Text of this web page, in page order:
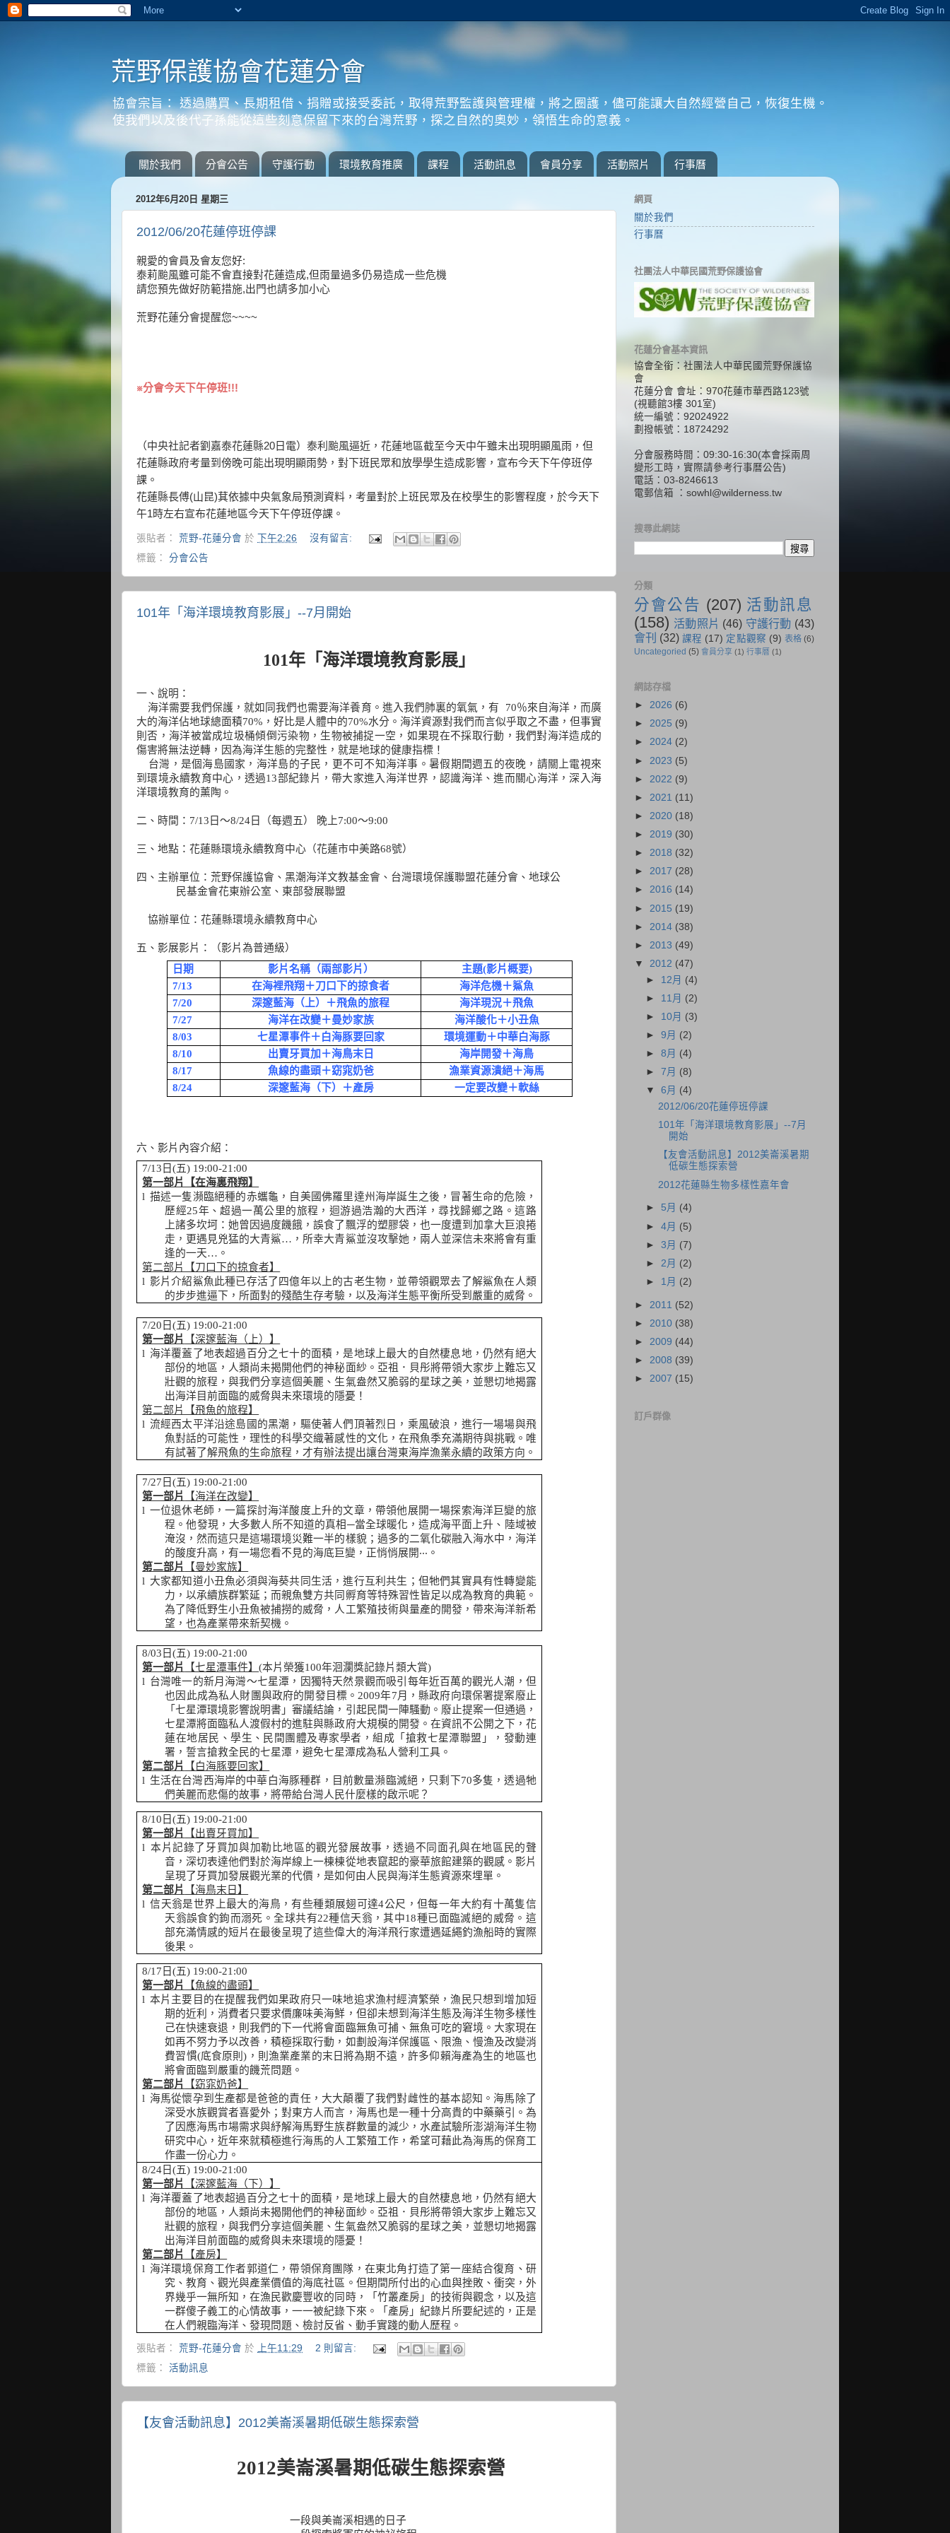
荒野保護協會花蓮分會
協會宗旨： 透過購買、長期租借、捐贈或接受委託，取得荒野監護與管理權，將之圈護，儘可能讓大自然經營自己，恢復生機。
使我們以及後代子孫能從這些刻意保留下來的台灣荒野，探之自然的奧妙，領悟生命的意義。
關於我們 分會公告 守護行動 環境教育推廣 課程 活動訊息 會員分享 活動照片 行事曆
2012年6月20日 星期三
2012/06/20花蓮停班停課
親愛的會員及會友您好:
泰莉颱風雖可能不會直接對花蓮造成,但雨量過多仍易造成一些危機
請您預先做好防範措施,出門也請多加小心
荒野花蓮分會提醒您~~~~
※分會今天下午停班!!!
（中央社記者劉嘉泰花蓮縣20日電）泰利颱風逼近，花蓮地區截至今天中午雖未出現明顯風雨，但
花蓮縣政府考量到傍晚可能出現明顯雨勢，對下班民眾和放學學生造成影響，宣布今天下午停班停
課。
花蓮縣長傅(山昆)萁依據中央氣象局預測資料，考量對於上班民眾及在校學生的影響程度，於今天下
午1時左右宣布花蓮地區今天下午停班停課。
張貼者： 荒野-花蓮分會 於 下午2:26
沒有留言:
標籤： 分會公告
101年「海洋環境教育影展」--7月開始
101年「海洋環境教育影展」
一、說明：
海洋需要我們保護，就如同我們也需要海洋養育。進入我們肺裏的氧氣，有 70％來自海洋，而廣
大的海洋佔地球總面積70% ，好比是人體中的70%水分。海洋資源對我們而言似乎取之不盡，但事實
則否，海洋被當成垃圾桶傾倒污染物，生物被捕捉一空，如果現在不採取行動，我們對海洋造成的
傷害將無法逆轉，因為海洋生態的完整性，就是地球的健康指標！
台灣，是個海島國家，海洋島的子民，更不可不知海洋事。暑假期間週五的夜晚，請關上電視來
到環境永續教育中心，透過13部紀錄片，帶大家進入海洋世界，認識海洋、進而關心海洋，深入海
洋環境教育的薰陶。
二、時間： 7/13 日～8/24日（每週五） 晚上7:00～9:00
三、地點：花蓮縣環境永續教育中心（花蓮市中美路68號）
四、主辦單位：荒野保護協會、黑潮海洋文教基金會、台灣環境保護聯盟花蓮分會、地球公
民基金會花東辦公室、東部發展聯盟
協辦單位：花蓮縣環境永續教育中心
五、影展影片：（影片為普通級）
日期
影片名稱（兩部影片） 主題(影片概要)
7/13
在海裡飛翔＋刀口下的掠食者
海洋危機＋鯊魚
7/20
深邃藍海（上）＋飛魚的旅程
海洋現況＋飛魚
7/27
海洋在改變＋曼妙家族
海洋酸化＋小丑魚
8/03
七星潭事件＋白海豚要回家
環境運動＋中華白海豚
8/10
出賣牙買加＋海鳥末日
海岸開發＋海鳥
8/17
魚線的盡頭＋窈窕奶爸
漁業資源潰絕＋海馬
8/24
深邃藍海（下）＋產房 一定要改變＋軟絲
六、影片內容介紹：
7/13 日(五) 19:00-21:00
第一部片【在海裏飛翔】
l 描述一隻瀕臨絕種的赤蠵龜，自美國佛羅里達州海岸誕生之後，冒著生命的危險，
歷經25年、超過一萬公里的旅程，迴游過浩瀚的大西洋，尋找歸鄉之路。這路
上諸多坎坷：她曾因過度饑餓，誤食了飄浮的塑膠袋，也一度遭到加拿大巨浪捲
走，更遇見兇猛的大青鯊… ，所幸大青鯊並沒攻擊她，兩人並深信未來將會有重
逢的一天… 。
第二部片【刀口下的掠食者】
l 影片介紹鯊魚此種已存活了四億年以上的古老生物，並帶領觀眾去了解鯊魚在人類
的步步進逼下，所面對的殘酷生存考驗，以及海洋生態平衡所受到嚴重的威脅。
7/20 日(五) 19:00-21:00
第一部片
【深邃藍海（上）】
l 海洋覆蓋了地表超過百分之七十的面積，是地球上最大的自然棲息地，仍然有絕大
部份的地區，人類尚未揭開他們的神秘面紗。亞祖．貝彤將帶領大家步上難忘又
壯觀的旅程，與我們分享這個美麗、生氣盎然又脆弱的星球之美，並懇切地揭露
出海洋目前面臨的威脅與未來環境的隱憂！
第二部片【飛魚的旅程】
l 流經西太平洋沿途島國的黑潮，驅使著人們頂著烈日，乘風破浪，進行一場場與飛
魚對話的可能性，理性的科學交織著感性的文化，在飛魚季充滿期待與挑戰。唯
有試著了解飛魚的生命旅程，才有辦法提出讓台灣東海岸漁業永續的政策方向。
7/27 日(五) 19:00-21:00
第一部片
【海洋在改變】
l 一位退休老師，一篇探討海洋酸度上升的文章，帶領他展開一場探索海洋巨變的旅
程。他發現，大多數人所不知道的真相─當全球暖化，造成海平面上升、陸域被
淹沒，然而這只是這場環境災難一半的樣貌；過多的二氧化碳融入海水中，海洋
的酸度升高，有一場您看不見的海底巨變，正悄悄展開‧‧‧ 。
第二部片
【曼妙家族】
l 大家都知道小丑魚必須與海葵共同生活，進行互利共生；但牠們其實具有性轉變能
力，以承續族群繁延；而親魚雙方共同孵育等特殊習性皆足以成為教育的典範。
為了降低野生小丑魚被捕撈的威脅，人工繁殖技術與量產的開發，帶來海洋新希
望，也為產業帶來新契機。
8/03 日(五) 19:00-21:00
第一部片
【七星潭事件】(本片榮獲100年洄瀾獎記錄片類大賞)
l 台灣唯一的新月海灣～七星潭，因獨特天然景觀而吸引每年近百萬的觀光人潮，但
也因此成為私人財團與政府的開發目標。 2009年7月，縣政府向環保署提案廢止
「七星潭環境影響說明書」審議結論，引起民間一陣騷動。廢止提案一但通過，
七星潭將面臨私人渡假村的進駐與縣政府大規模的開發。在資訊不公開之下，花
蓮在地居民、學生、民間團體及專家學者，組成「搶救七星潭聯盟」，發動連
署，誓言搶救全民的七星潭，避免七星潭成為私人營利工具。
第二部片
【白海豚要回家】
l 生活在台灣西海岸的中華白海豚種群，目前數量瀕臨滅絕，只剩下70多隻，透過牠
們美麗而悲傷的故事，將帶給台灣人民什麼樣的啟示呢？
8/10 日(五) 19:00-21:00
第一部片
【出賣牙買加】
l 本片記錄了牙買加與加勒比地區的觀光發展故事，透過不同面孔與在地區民的聲
音，深切表達他們對於海岸線上一棟棟從地表竄起的豪華旅館建築的觀感。影片
呈現了牙買加發展觀光業的代價，是如何由人民與海洋生態資源來埋單。
第二部片
【海鳥末日】
l 信天翁是世界上最大的海鳥，有些種類展翅可達4公尺，但每一年大約有十萬隻信
天翁誤食釣鉤而溺死。全球共有22種信天翁，其中18種已面臨滅絕的威脅。這
部充滿情感的短片在最後呈現了這些偉大的海洋飛行家遭遇延繩釣漁船時的實際
後果。
8/17 日(五) 19:00-21:00
第一部片
【魚線的盡頭】
l 本片主要目的在提醒我們如果政府只一味地追求漁村經濟繁榮，漁民只想到增加短
期的近利，消費者只要求價廉味美海鮮，但卻未想到海洋生態及海洋生物多樣性
己在快速衰退，則我們的下一代將會面臨無魚可捕、無魚可吃的窘境。大家現在
如再不努力予以改善，積極採取行動，如劃設海洋保護區、限漁、慢漁及改變消
費習慣(底食原則) ，則漁業產業的末日將為期不遠，許多仰賴海產為生的地區也
將會面臨到嚴重的饑荒問題。
第二部片
【窈窕奶爸】
l 海馬從懷孕到生產都是爸爸的責任，大大顛覆了我們對雌性的基本認知。海馬除了
深受水族觀賞者喜愛外；對東方人而言，海馬也是一種十分高貴的中藥藥引。為
了因應海馬市場需求與紓解海馬野生族群數量的減少，水產試驗所澎湖海洋生物
研究中心，近年來就積極進行海馬的人工繁殖工作，希望可藉此為海馬的保育工
作盡一份心力。
8/24日(五) 19:00-21:00
第一部片
【深邃藍海（下）】
l 海洋覆蓋了地表超過百分之七十的面積，是地球上最大的自然棲息地，仍然有絕大
部份的地區，人類尚未揭開他們的神秘面紗。亞祖．貝彤將帶領大家步上難忘又
壯觀的旅程，與我們分享這個美麗、生氣盎然又脆弱的星球之美，並懇切地揭露
出海洋目前面臨的威脅與未來環境的隱憂！
第二部片
【產房】
l 海洋環境保育工作者郭道仁，帶領保育團隊，在東北角打造了第一座結合復育、研
究、教育、觀光與產業價值的海底社區。但期間所付出的心血與挫敗、衝突，外
界幾乎一無所知，在漁民歡慶豐收的同時，「竹叢產房」的技術與觀念，以及這
一群傻子義工的心情故事，一一被紀錄下來。「產房」紀錄片所要紀述的，正是
在人們親臨海洋、發現問題、檢討反省、動手實踐的動人歷程。
張貼者： 荒野-花蓮分會 於 上午11:29
2 則留言:
標籤： 活動訊息
【友會活動訊息】2012美崙溪暑期低碳生態探索營
2012美崙溪暑期低碳生態探索營
一段與美崙溪相遇的日子
網頁
關於我們
行事曆
社團法人中華民國荒野保護協會
花蓮分會基本資訊
協會全銜：社團法人中華民國荒野保護協
會
花蓮分會 會址：970花蓮市華西路123號
(視聽館3樓 301室)
統一編號：92024922
劃撥帳號：18724292
分會服務時間：09:30-16:30(本會採兩周
變形工時，實際請參考行事曆公告)
電話：03-8246613
電郵信箱 ： sowhl@wilderness.tw
搜尋此網誌
分類
分會公告 (207) 活動訊息
(158) 活動照片 (46) 守護行動 (43)
會刊 (32) 課程 (17) 定點觀察 (9) 表格 (6)
Uncategoried (5) 會員分享 (1) 行事曆 (1)
網誌存檔
► 2026 (6)
► 2025 (9)
► 2024 (2)
► 2023 (5)
► 2022 (9)
► 2021 (11)
► 2020 (18)
► 2019 (30)
► 2018 (32)
► 2017 (28)
► 2016 (14)
► 2015 (19)
► 2014 (38)
► 2013 (49)
▼ 2012 (47)
► 12月 (4)
► 11月 (2)
► 10月 (3)
►9月 (2)
►8月 (4)
►7月 (8)
▼6月 (4)
2012/06/20花蓮停班停課
101年「海洋環境教育影展」--7月
開始
【友會活動訊息】2012美崙溪暑期
低碳生態探索營
2012花蓮縣生物多樣性嘉年會
► 5月 (4)
►4月 (5)
►3月 (7)
► 2月 (2)
► 1月 (2)
► 2011 (52)
► 2010 (38)
► 2009 (44)
► 2008 (39)
► 2007 (15)
訂戶群像